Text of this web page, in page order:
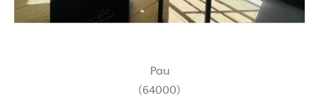
Pau
(64000)